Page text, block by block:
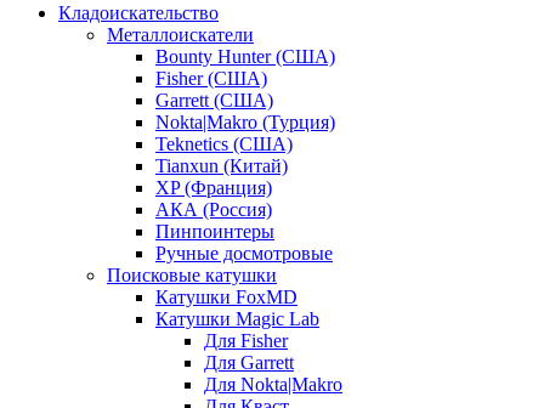
Кладоискательство
Металлоискатели
Bounty Hunter (США)
Fisher (США)
Garrett (США)
Nokta|Makro (Турция)
Teknetics (США)
Tianxun (Китай)
XP (Франция)
АКА (Россия)
Пинпоинтеры
Ручные досмотровые
Поисковые катушки
Катушки FoxMD
Катушки Magic Lab
Для Fisher
Для Garrett
Для Nokta|Makro